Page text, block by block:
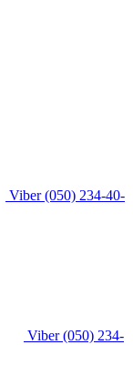
Viber(050) 234-40-
Viber(050) 234-